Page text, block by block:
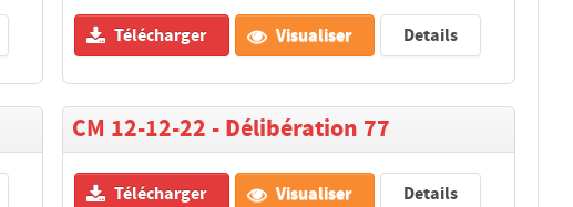
Télécharger Visualiser Details
CM 12-12-22 - Délibération 77
Télécharger Visualiser Details